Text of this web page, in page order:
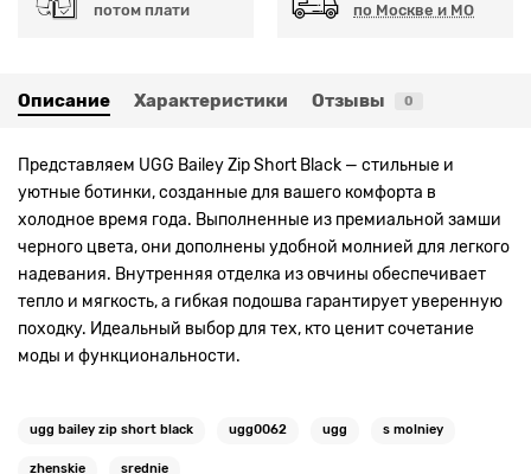
потом плати
по Москве и МО
Описание Характеристики Отзывы 0
Представляем UGG Bailey Zip Short Black — стильные и
уютные ботинки, созданные для вашего комфорта в
холодное время года. Выполненные из премиальной замши
черного цвета, они дополнены удобной молнией для легкого
надевания. Внутренняя отделка из овчины обеспечивает
тепло и мягкость, а гибкая подошва гарантирует уверенную
походку. Идеальный выбор для тех, кто ценит сочетание
моды и функциональности.
ugg bailey zip short black ugg0062 ugg s molniey
zhenskie srednie